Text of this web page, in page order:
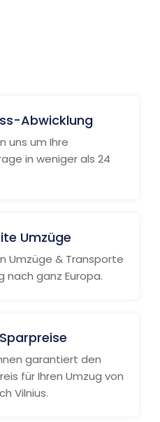
Abwicklung
uns um Ihre
in weniger als 24
Umzüge
Umzüge & Transporte
nach ganz Europa.
garantiert den
für Ihren Umzug von
Vilnius.